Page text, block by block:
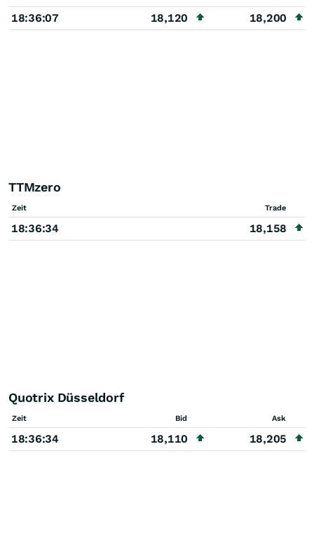
18:36:07 18,120 18,200
TTMzero
Zeit Trade
18:36:34 18,158
Quotrix Düsseldorf
Zeit Bid Ask
18:36:34 18,110 18,205